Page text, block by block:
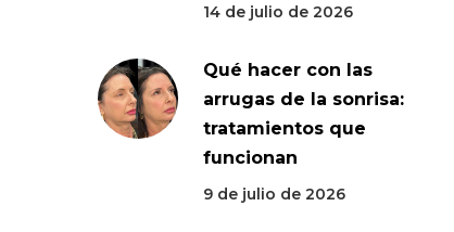
14 de julio de 2026
Qué hacer con las
arrugas de la sonrisa:
tratamientos que
funcionan
9 de julio de 2026